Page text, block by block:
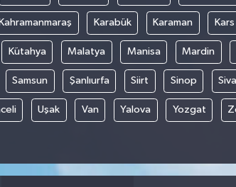
Kahramanmaraş Karabük Karaman Kars
Kütahya Malatya Manisa Mardin
Samsun Şanlıurfa Siirt Sinop
Uşak Van Yalova Yozgat